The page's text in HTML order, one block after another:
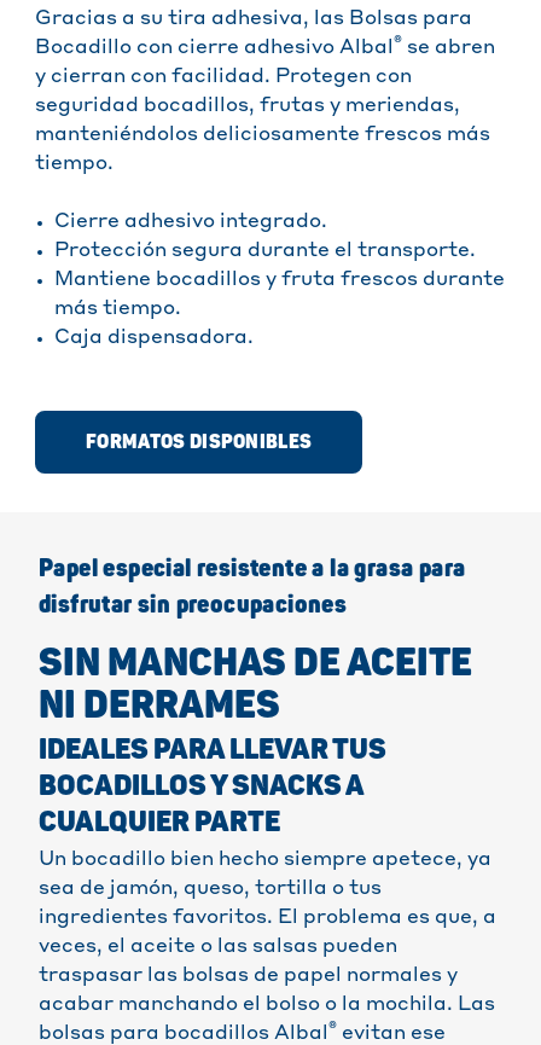
Gracias a su tira adhesiva, las Bolsas para
Bocadillo con cierre adhesivo Albal ® se abren
y cierran con facilidad. Protegen con
seguridad bocadillos, frutas y meriendas,
manteniéndolos deliciosamente frescos más
tiempo.
Cierre adhesivo integrado.
Protección segura durante el transporte.
Mantiene bocadillos y fruta frescos durante
más tiempo.
Caja dispensadora.
FORMATOS DISPONIBLES
Papel especial resistente a la grasa para
disfrutar sin preocupaciones
SIN MANCHAS DE ACEITE
NI DERRAMES
IDEALES PARA LLEVAR TUS
BOCADILLOS Y SNACKS A
CUALQUIER PARTE
Un bocadillo bien hecho siempre apetece, ya
sea de jamón, queso, tortilla o tus
ingredientes favoritos. El problema es que, a
veces, el aceite o las salsas pueden
traspasar las bolsas de papel normales y
acabar manchando el bolso o la mochila. Las
bolsas para bocadillos Albal ® evitan ese